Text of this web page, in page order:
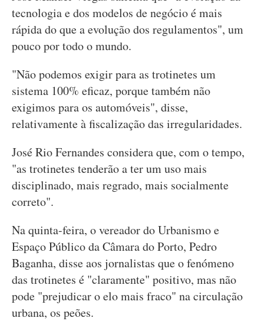
tecnologia e dos modelos de negócio é mais
rápida do que a evolução dos regulamentos", um
pouco por todo o mundo.
"Não podemos exigir para as trotinetes um
sistema 100% eficaz, porque também não
exigimos para os automóveis", disse,
relativamente à fiscalização das irregularidades.
José Rio Fernandes considera que, com o tempo,
"as trotinetes tenderão a ter um uso mais
disciplinado, mais regrado, mais socialmente
correto".
Na quinta-feira, o vereador do Urbanismo e
Espaço Público da Câmara do Porto, Pedro
Baganha, disse aos jornalistas que o fenómeno
das trotinetes é "claramente" positivo, mas não
pode "prejudicar o elo mais fraco" na circulação
urbana, os peões.